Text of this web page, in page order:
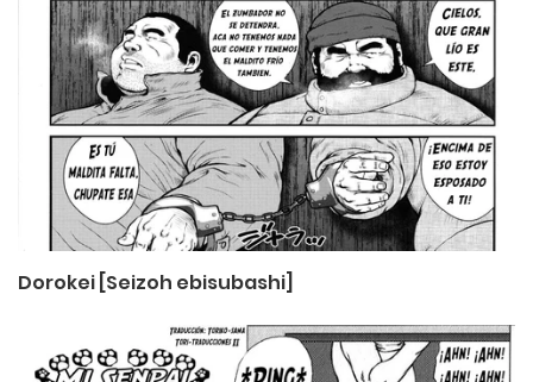
Dorokei [Seizoh ebisubashi]